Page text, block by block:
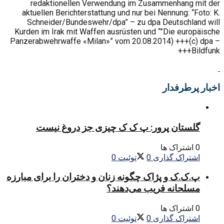
redaktionellen Verwendung im Zusammenhang mit der
aktuellen Berichterstattung und nur bei Nennung: “Foto: K.
Schneider/Bundeswehr/dpa” – zu dpa Deutschland will
Kurden im Irak mit Waffen ausrüsten und “”Die europäische
Panzerabwehrwaffe «Milan»” vom 20.08.2014) +++(c) dpa –
Bildfunk+++
اخبار پرطرفدار
گلستان پرور: پ ک ک چیزی جز دروغ نیست
0 اشتراک ها
اشتراک گذاری 0 توئیت 0
پ.ک.ک و پژاک چگونه زنان و دختران را برای مبارزه
مسلحانه فریب می‌دهند؟
0 اشتراک ها
اشتراک گذاری 0 توئیت 0